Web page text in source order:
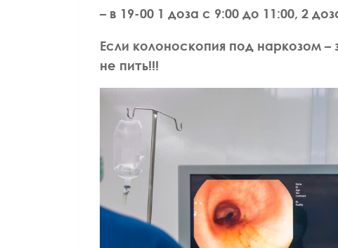
– в 19-00 1 доза с 9:00 до 11:00, 2
Если колоноскопия под наркозом
не пить!!!